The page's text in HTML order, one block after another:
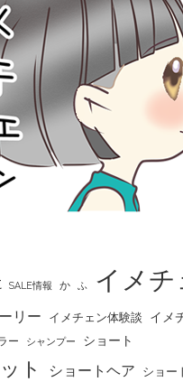
SALE情報 か ふ イメチ
リー イメチェン体験談 イメ
ー シャンプー ショート
ト ショートヘア ショー